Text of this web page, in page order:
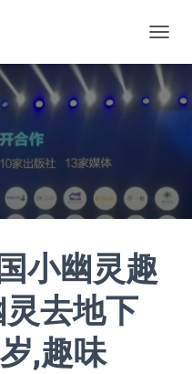
换
导
航
小幽灵趣
去地下
,趣味